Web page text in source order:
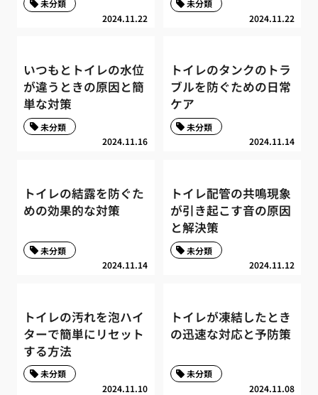
2024.11.22
未分類
2024.11.22
未分類
いつもとトイレの水位
が違うときの原因と簡
単な対策
2024.11.16
未分類
トイレのタンクのトラ
ブルを防ぐための日常
ケア
2024.11.14
未分類
トイレの結露を防ぐた
めの効果的な対策
2024.11.14
未分類
トイレ配管の共鳴現象
が引き起こす音の原因
と解決策
2024.11.12
未分類
トイレの汚れを泡ハイ
ターで簡単にリセット
する方法
2024.11.10
未分類
トイレが凍結したとき
の迅速な対応と予防策
2024.11.08
未分類